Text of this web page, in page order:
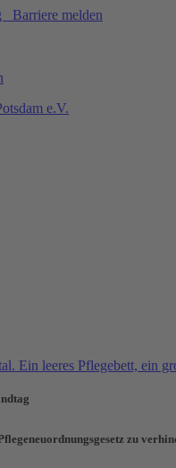
Barriere melden
zu